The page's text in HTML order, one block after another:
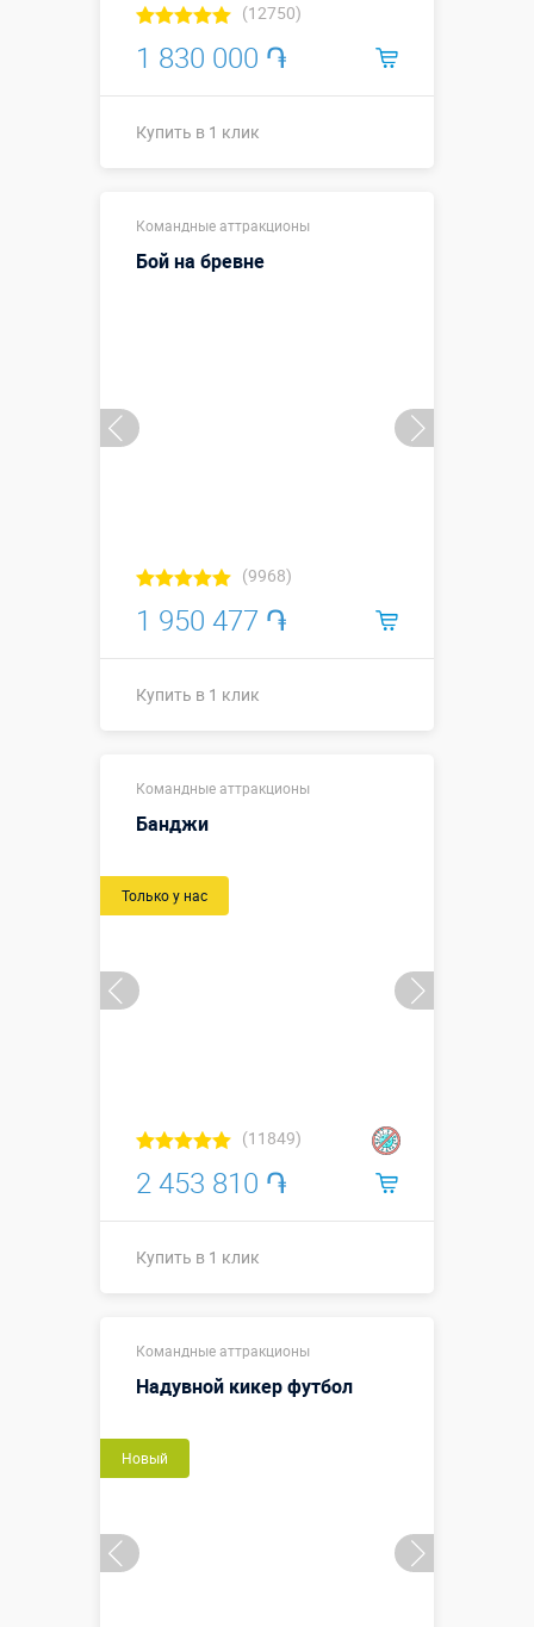
(12750)
1 830 000 ֏
Купить в 1 клик
Командные аттракционы
Бой на бревне
(9968)
1 950 477 ֏
Купить в 1 клик
Размеры, м:
↕2,2 м.
Больше деталей →
Купить в 1 клик
Командные аттракционы
Банджи
Только у нас
(11849)
2 453 810 ֏
Купить в 1 клик
Больше деталей →
Смотреть видео
Командные аттракционы
Надувной кикер футбол
Новый